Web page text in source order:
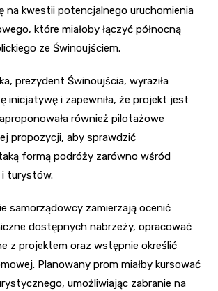
na kwestii potencjalnego uruchomienia
które miałoby łączyć północną
ze Świnoujściem.
prezydent Świnoujścia, wyraziła
inicjatywę i zapewniła, że projekt jest
również pilotażowe
propozycji, aby sprawdzić
formą podróży zarówno wśród
i turystów.
samorządowcy zamierzają ocenić
dostępnych nabrzeży, opracować
z projektem oraz wstępnie określić
Planowany prom miałby kursować
umożliwiając zabranie na